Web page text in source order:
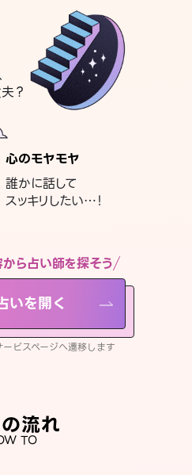
？
心のモヤモヤ
誰かに話して
スッキリしたい…！
ら占い師を探そう
いを開く
ビスページへ遷移します
流れ
TO